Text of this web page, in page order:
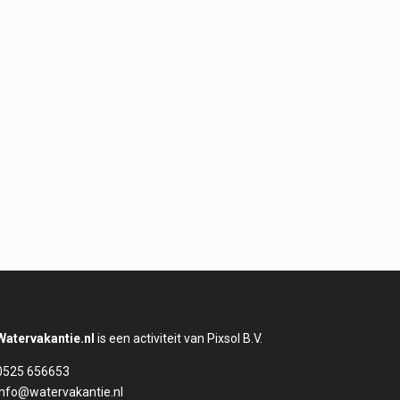
is een activiteit van Pixsol B.V.
656653